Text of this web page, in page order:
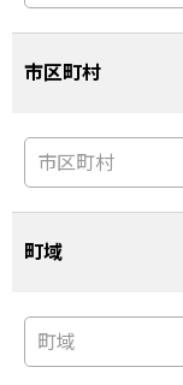
市区町村
町域